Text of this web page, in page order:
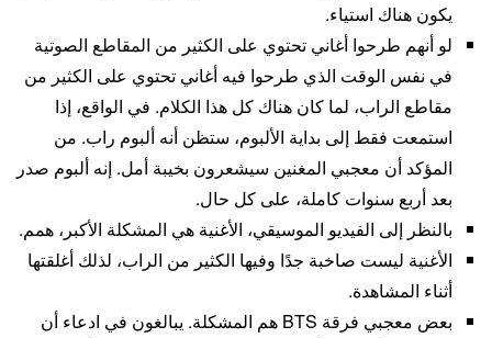
يكون هناك استياء.
لو أنهم طرحوا أغاني تحتوي على الكثير من المقاطع الصوتية
في نفس الوقت الذي طرحوا فيه أغاني تحتوي على الكثير من
مقاطع الراب، لما كان هناك كل هذا الكلام. في الواقع، إذا
استمعت فقط إلى بداية الألبوم، ستظن أنه ألبوم راب. من
المؤكد أن معجبي المغنين سيشعرون بخيبة أمل. إنه ألبوم صدر
بعد أربع سنوات كاملة، على كل حال.
بالنظر إلى الفيديو الموسيقي، الأغنية هي المشكلة الأكبر، همم.
الأغنية ليست صاخبة جدًا وفيها الكثير من الراب، لذلك أغلقتها
أثناء المشاهدة.
بعض معجبي فرقة BTS هم المشكلة. يبالغون في ادعاء أن